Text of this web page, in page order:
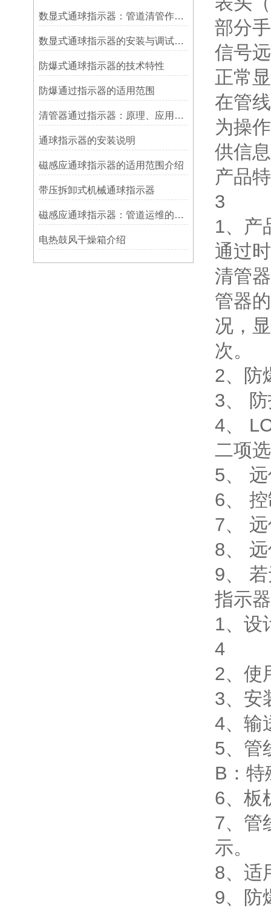
数显式通球指示器：管道清管作业的智能监测关键设备
数显式通球指示器的安装与调试技巧
防爆式通球指示器的技术特性
防爆通过指示器的适用范围
清管器通过指示器：原理、应用与维护
​通球指示器的安装说明
磁感应通球指示器的适用范围介绍
带压拆卸式机械通球指示器
磁感应通球指示器：管道运维的隐形守护者
电热鼓风干燥箱介绍
部分
信号
正常
在管
为操
供信
产品
3
1、产
通过
清管
管器
况，
次。
2、防
3、
4、
二项
5、
6、
7、
8、
9、
指示
1、设
4
2、使
3、安
4、输
5、管
B：特
6、板
7、管
示。
8、适
9、防